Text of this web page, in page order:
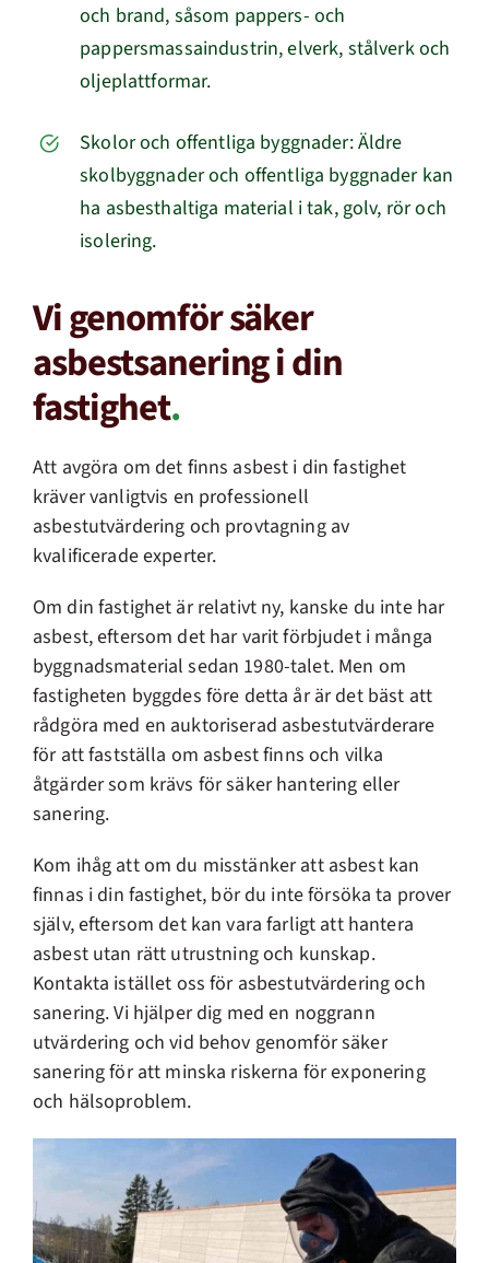
och brand, såsom pappers- och
pappersmassaindustrin, elverk, stålverk och
oljeplattformar.
Skolor och offentliga byggnader: Äldre
skolbyggnader och offentliga byggnader kan
ha asbesthaltiga material i tak, golv, rör och
isolering.
Vi genomför säker
asbestsanering i din
fastighet.
Att avgöra om det finns asbest i din fastighet
kräver vanligtvis en professionell
asbestutvärdering och provtagning av
kvalificerade experter.
Om din fastighet är relativt ny, kanske du inte har
asbest, eftersom det har varit förbjudet i många
byggnadsmaterial sedan 1980-talet. Men om
fastigheten byggdes före detta år är det bäst att
rådgöra med en auktoriserad asbestutvärderare
för att fastställa om asbest finns och vilka
åtgärder som krävs för säker hantering eller
sanering.
Kom ihåg att om du misstänker att asbest kan
finnas i din fastighet, bör du inte försöka ta prover
själv, eftersom det kan vara farligt att hantera
asbest utan rätt utrustning och kunskap.
Kontakta istället oss för asbestutvärdering och
sanering. Vi hjälper dig med en noggrann
utvärdering och vid behov genomför säker
sanering för att minska riskerna för exponering
och hälsoproblem.